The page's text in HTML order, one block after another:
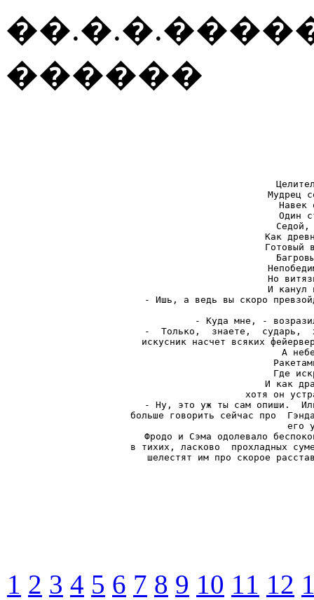
������
Мудрец
Навек
Один
Седой,
Как
Готовый
Но
И канул
- Ишь, а ведь вы скоро
- Куда мне, -
-  Только,  знаете,  сударь,
искусник насчет всяких
А
Где
И как
хотя он
- Ну, это уж ты сам опиши.
больше говорить сейчас про
его
Фродо и Сэма одолевало
в тихих, ласково  прохладных
шелестят им про скорое
1 2 3 4 5 6 7 8 9 10 11 12